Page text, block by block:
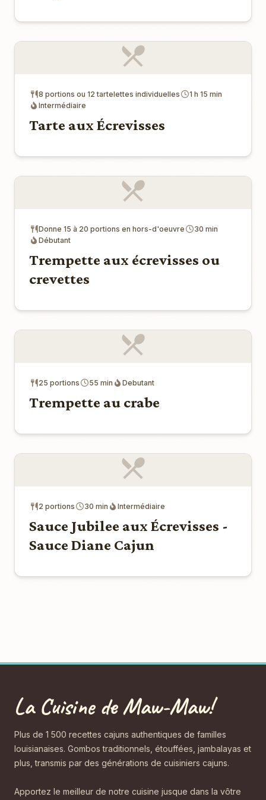
8 portions ou 12 tartelettes individuelles
1 h 15 min
Intermédiaire
Tarte aux Écrevisses
Donne 15 à 20 portions en hors-d'oeuvre
30 min
Débutant
Trempette aux écrevisses ou
crevettes
25 portions 55 min Debutant
Trempette au crabe
2 portions 30 min Intermédiaire
Sauce Jubilee aux Écrevisses -
Sauce Diane Cajun
La Cuisine de Maw-Maw!
Plus de 1 500 recettes cajuns authentiques de familles
louisianaises. Gombos traditionnels, étouffées, jambalayas et
plus, transmis par des générations de cuisiniers cajuns.
Apportez le meilleur de notre cuisine jusque dans la vôtre